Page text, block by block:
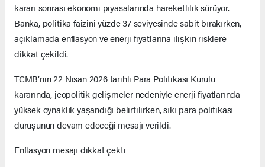
kararı sonrası ekonomi piyasalarında hareketlilik sürüyor.
Banka, politika faizini yüzde 37 seviyesinde sabit bırakırken,
açıklamada enflasyon ve enerji fiyatlarına ilişkin risklere
dikkat çekildi.
TCMB’nin 22 Nisan 2026 tarihli Para Politikası Kurulu
kararında, jeopolitik gelişmeler nedeniyle enerji fiyatlarında
yüksek oynaklık yaşandığı belirtilirken, sıkı para politikası
duruşunun devam edeceği mesajı verildi.
Enflasyon mesajı dikkat çekti